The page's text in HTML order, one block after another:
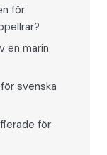
för
en marin
svenska
för